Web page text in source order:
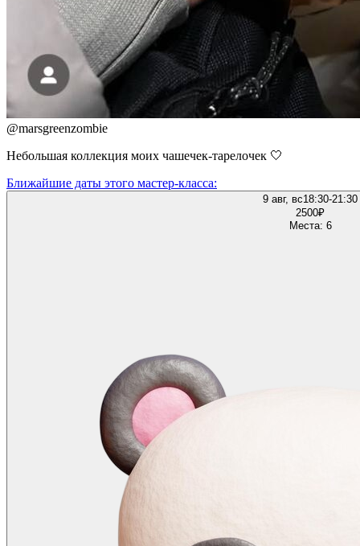
@marsgreenzombie
Небольшая коллекция моих чашечек-тарелочек 🤍
Ближайшие даты этого мастер‑класса:
9 авг, вс18:30-21:30
2500₽
Места: 6